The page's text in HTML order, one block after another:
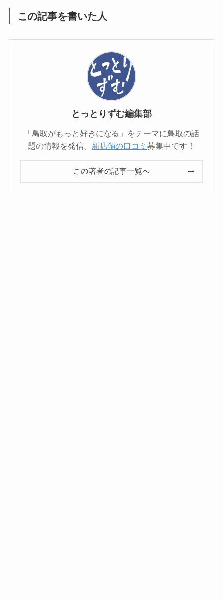
この記事を書いた人
とっとりずむ編集部
「鳥取がもっと好きになる」をテーマに鳥取の話
題の情報を発信。 新店舗の口コミ 募集中です！
この著者の記事一覧へ